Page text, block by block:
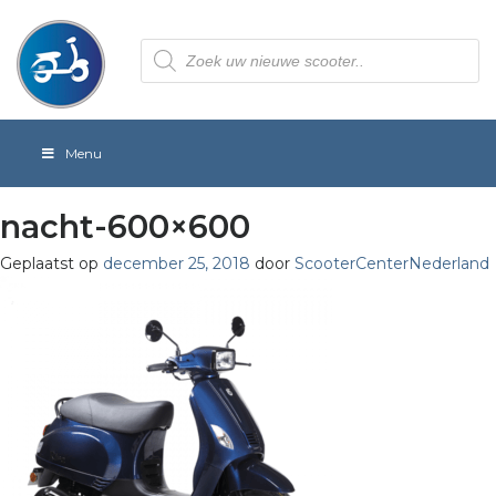
Producten
zoeken
Menu
nacht-600×600
Geplaatst op december 25, 2018 door ScooterCenterNederland